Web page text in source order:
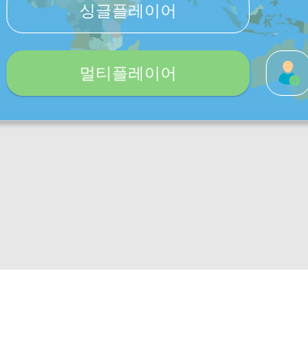
싱글플레이어
멀티플레이어